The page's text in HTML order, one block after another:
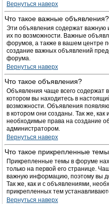
Вернуться наверх
Что такое важные объявления?
Эти объявления содержат
их по возможности. Важные
форумов, а также в вашем центре
создание важных объявлений
форума.
Вернуться наверх
Что такое объявления?
Объявления чаще всего
котором вы находитесь в
возможности. Объявления
в котором они созданы. Так же,
необходимые права на создание
администратором.
Вернуться наверх
Что такое прикрепленные
Прикрепленные темы в форуме
только на первой его странице.
важную информацию, поэтому вы
Так же, как и с объявлениями,
прикрепленных тем
Вернуться наверх